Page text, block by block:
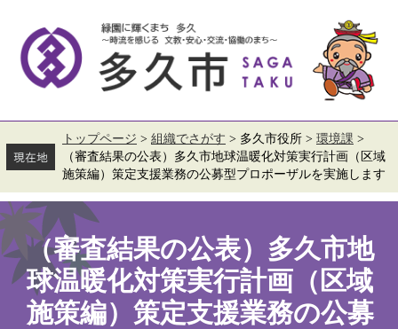
す。
し
文
トップページ > 組織でさがす > 多久市役所 > 環境課 >
（審査結果の公表）多久市地球温暖化対策実行計画（区域
施策編）策定支援業務の公募型プロポーザルを実施します
本
文
（審査結果の公表）多久市地
球温暖化対策実行計画（区域
施策編）策定支援業務の公募